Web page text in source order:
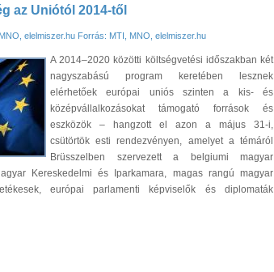
az Uniótól 2014-től
elelmiszer.hu Forrás: MTI, MNO, elelmiszer.hu
A 2014–2020 közötti költségvetési időszakban két
nagyszabású program keretében lesznek
elérhetőek európai uniós szinten a kis- és
középvállalkozásokat támogató források és
eszközök – hangzott el azon a május 31-i,
csütörtök esti rendezvényen, amelyet a témáról
Brüsszelben szervezett a belgiumi magyar
Kereskedelmi és Iparkamara, magas rangú magyar
európai parlamenti képviselők és diplomaták